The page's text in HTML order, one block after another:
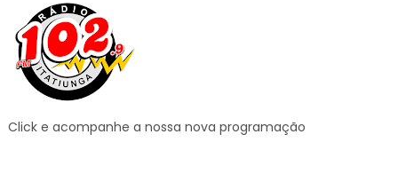
Click e acompanhe a nossa nova programação